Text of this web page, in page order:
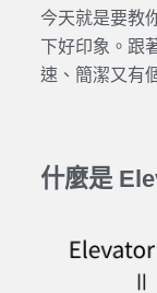
今天就是要教
下好印象。跟
速、簡潔又有
什麼是